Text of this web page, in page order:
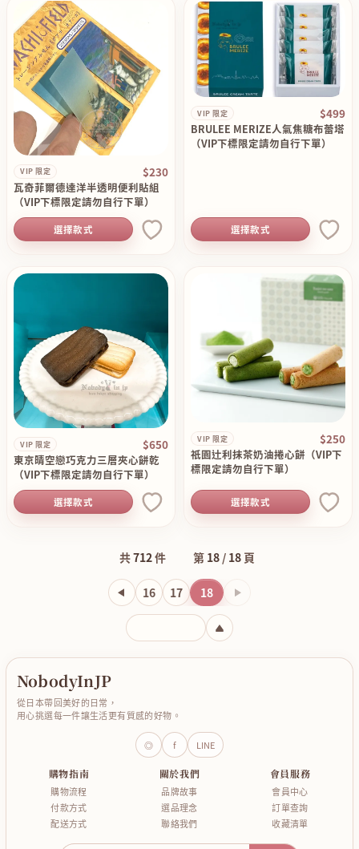
VIP 限定 $230
瓦奇菲爾德達洋半透明便利貼組
（VIP下標限定請勿自行下單）
選擇款式
VIP 限定 $499
BRULEE MERIZE人氣焦糖布蕾塔
（VIP下標限定請勿自行下單）
選擇款式
VIP 限定 $650
東京晴空戀巧克力三層夾心餅乾
（VIP下標限定請勿自行下單）
選擇款式
VIP 限定 $250
祇園辻利抹茶奶油捲心餅（VIP下
標限定請勿自行下單）
選擇款式
共712件 第 18 / 18 頁
16 17 18 下一頁
輸入頁碼
NobodyInJP
從日本帶回美好的日常，
用心挑選每一件讓生活更有質感的好物。
◎ f LINE
購物指南
購物流程
付款方式
配送方式
關於我們
品牌故事
選品理念
聯絡我們
會員服務
會員中心
訂單查詢
收藏清單